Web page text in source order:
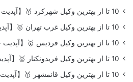
10 تا از بهترین وکیل شهرکرد 🥇【آپدیت جدید】
10 تا از بهترین وکیل غرب تهران 🥇【آپدیت جدید】
10 تا از بهترین وکیل فردیس 🥇【آپدیت جدید】
10 تا از بهترین وکیل فریدونکنار 🥇【آپدیت جدید】
10 تا از بهترین وکیل قائمشهر 🥇【آپدیت جدید】